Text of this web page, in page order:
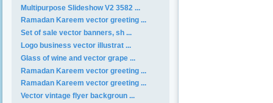
Multipurpose Slideshow V2 3582 ...
Ramadan Kareem vector greeting ...
Set of sale vector banners, sh ...
Logo business vector illustrat ...
Glass of wine and vector grape ...
Ramadan Kareem vector greeting ...
Ramadan Kareem vector greeting ...
Vector vintage flyer backgroun ...